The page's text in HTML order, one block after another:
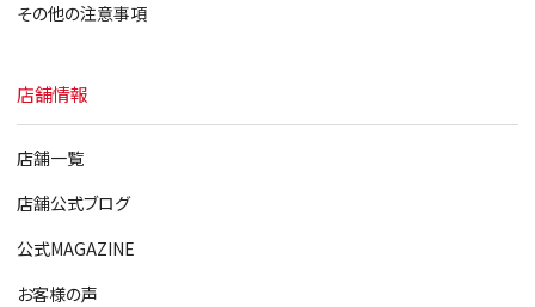
その他の注意事項
店舗情報
店舗一覧
店舗公式ブログ
公式MAGAZINE
お客様の声